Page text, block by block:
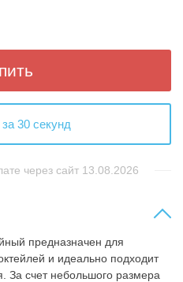
30 секунд
через сайт 13.08.2026
предназначен для
и идеально подходит
За счет небольшого размера